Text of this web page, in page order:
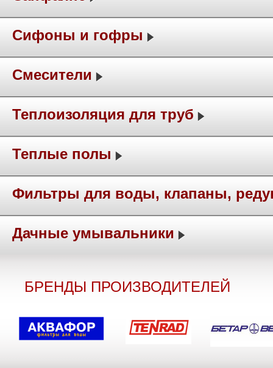
Сифоны и гофры
Смесители
Теплоизоляция для труб
Теплые полы
Фильтры для воды, клапаны,
Дачные умывальники
БРЕНДЫ ПРОИЗВОДИТЕЛЕЙ